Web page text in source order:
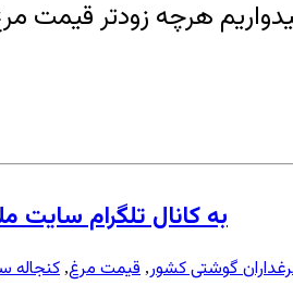
به کانال تلگرام سایت
گوشتی کشور, قیمت مرغ, کنجاله